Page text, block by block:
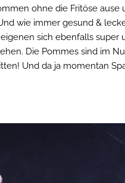
ohne die Fritöse ause
wie immer gesund &
sich ebenfalls super
Die Pommes sind im
Und da ja momentan